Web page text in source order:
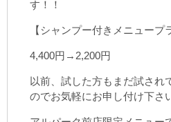
す！！
【シャンプー付きメニュープ
4,400円→2,200円
以前、試した方もまだ試され
のでお気軽にお申し付け下さ